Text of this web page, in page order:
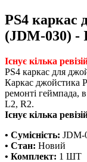
PS4 каркас
(JDM-030) -
Існує кілька
PS4 каркас для
Каркас джойстика
ремонті геймпада,
L2, R2.
Існує кілька
• Сумісність: JDM-
• Стан: Новий
• Комплект: 1 ШТ